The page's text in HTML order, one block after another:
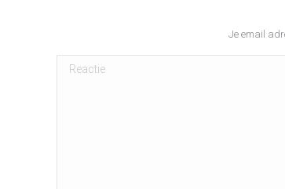
Je email
Reactie